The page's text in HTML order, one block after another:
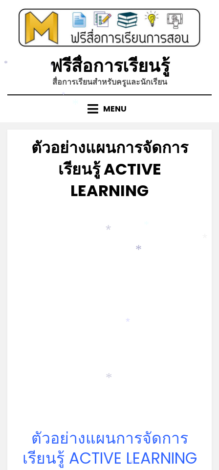
ฟรีสื่อการเรียนรู้
สื่อการเรียนสำหรับครูและนักเรียน
MENU
ตัวอย่างแผนการจัดการ
เรียนรู้ ACTIVE
LEARNING
ตัวอย่างแผนการจัดการ
เรียนรู้ ACTIVE LEARNING
*